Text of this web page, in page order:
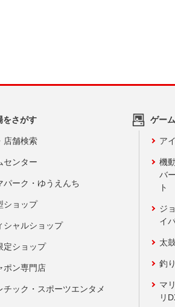
をさがす
店舗検索
センター
パーク・ゆうえんち
ショップ
シャルショップ
定ショップ
ポン専門店
チック・スポーツエンタメ
ゲー
ア
機
バ
ト
ジ
イ
太
釣
マ
リ